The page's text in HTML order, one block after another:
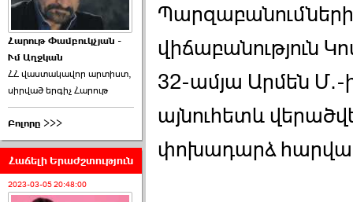
«Ժողովուրդ»-ը
հերթական ›››
2026-06-21 23:00:00
armlur.ՔՊ-ի ներսում
սպասում են ›››
Հարութ Փամբուկչյան -
Ւմ Աղջկան
ՀՀ վաստակավոր արտիստ,
սիրված երգիչ Հարութ
Բոլորը >>>
Հաճելի Երաժշտություն
2023-03-05 20:48:00
Պարզաբանումների
վիճաբանություն
32-ամյա Արմեն Մ.-
այնուհետև
փոխադարձ